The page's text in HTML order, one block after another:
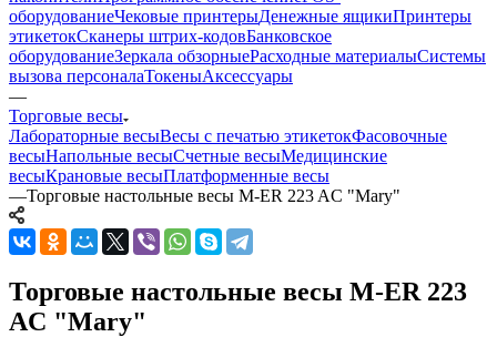
оборудованиеЧековые принтерыДенежные ящикиПринтеры
этикетокСканеры штрих-кодовБанковское
оборудованиеЗеркала обзорныеРасходные материалыСистемы
вызова персоналаТокеныАксессуары
—
Торговые весы
Лабораторные весыВесы с печатью этикетокФасовочные
весыНапольные весыСчетные весыМедицинские
весыКрановые весыПлатформенные весы
—Торговые настольные весы M-ER 223 AC "Mary"
Торговые настольные весы M-ER 223
AC "Mary"